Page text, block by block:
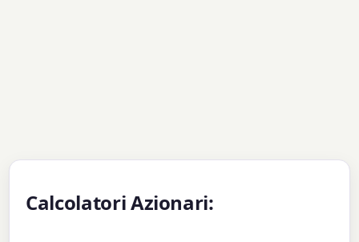
Calcolatori Azionari: